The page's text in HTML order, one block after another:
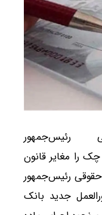
رئیس‌جمهور
چک را مغایر قانون
رئیس‌جمهور
جدید بانک